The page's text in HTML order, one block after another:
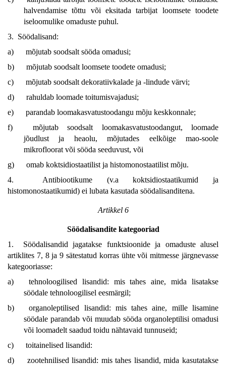
halvendamise tõttu või eksitada tarbijat loomsete toodete
iseloomulike omaduste puhul.
3. Söödalisand:
a)
mõjutab soodsalt sööda omadusi;
b)
mõjutab soodsalt loomsete toodete omadusi;
c)
mõjutab soodsalt dekoratiivkalade ja -lindude värvi;
d)
rahuldab loomade toitumisvajadusi;
e)
parandab loomakasvatustoodangu mõju keskkonnale;
f)
mõjutab soodsalt loomakasvatustoodangut, loomade
jõudlust ja heaolu, mõjutades eelkõige mao-soole
mikrofloorat või sööda seeduvust, või
g)
omab koktsidiostaatilist ja histomonostaatilist mõju.
4. Antibiootikume (v.a koktsidiostaatikumid ja
histomonostaatikumid) ei lubata kasutada söödalisanditena.
Artikkel 6
Söödalisandite kategooriad
1. Söödalisandid jagatakse funktsioonide ja omaduste alusel
artiklites 7, 8 ja 9 sätestatud korras ühte või mitmesse järgnevasse
kategooriasse:
a)
tehnoloogilised lisandid: mis tahes aine, mida lisatakse
söödale tehnoloogilisel eesmärgil;
b)
organoleptilised lisandid: mis tahes aine, mille lisamine
söödale parandab või muudab sööda organoleptilisi omadusi
või loomadelt saadud toidu nähtavaid tunnuseid;
c)
toitainelised lisandid:
d)
zootehnilised lisandid: mis tahes lisandid, mida kasutatakse